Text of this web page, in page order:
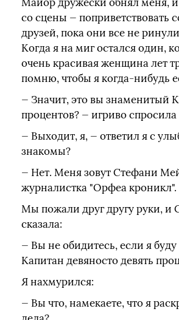
Майор дружески обнял меня, и
со сцены — поприветствовать
друзей, пока они все не
Когда я на миг остался один,
очень красивая женщина лет
помню, чтобы я когда-нибудь
— Значит, это вы знаменитый
процентов? — игриво спросила
— Выходит, я, — ответил я с
знакомы?
— Нет. Меня зовут Стефани
журналистка "Орфеа кроникл".
Мы пожали друг другу руки, и
сказала:
— Вы не обидитесь, если я буду
Капитан девяносто девять
Я нахмурился:
— Вы что, намекаете, что я